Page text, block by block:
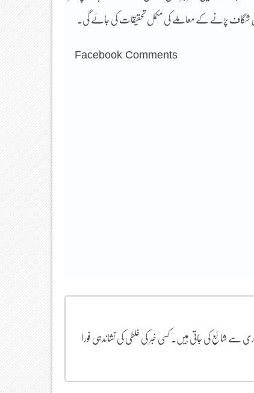
میں شگاف پڑنے کے معاملے کی مکمل تحقیقات کی جائے گی۔
Facebook Comments
سے شائع کی جاتی ہیں۔ کسی خبر کی غلطی کی نشاندہی فورا